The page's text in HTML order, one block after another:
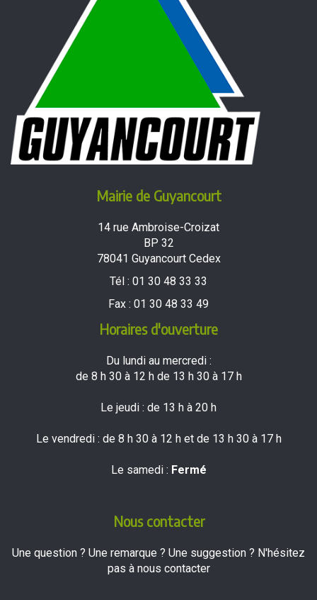
Mairie de Guyancourt
14 rue Ambroise-Croizat
BP 32
78041 Guyancourt Cedex
Tél : 01 30 48 33 33
Fax : 01 30 48 33 49
Horaires d'ouverture
Du lundi au mercredi :
de 8 h 30 à 12 h de 13 h 30 à 17 h
Le jeudi : de 13 h à 20 h
Le vendredi : de 8 h 30 à 12 h et de 13 h 30 à 17 h
Le samedi : Fermé
Nous contacter
Une question ? Une remarque ? Une suggestion ? N'hésitez
pas à nous contacter